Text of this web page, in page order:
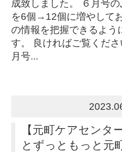
成致しました。 ６月号
を6個→12個に増やして
の情報を把握できるよう
す。 良ければご覧くだ
月号...
【元町ケアセンタ
とずっともっと元